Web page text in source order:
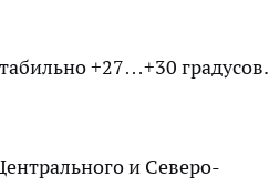
+27…+30 градусов.
и Северо-